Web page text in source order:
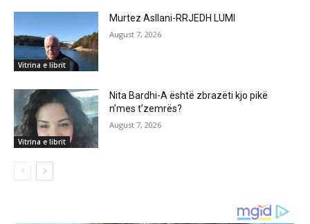
Vitrina e librit
Murtez Asllani-RRJEDH LUMI
August 7, 2026
Vitrina e librit
Nita Bardhi-A është zbrazëti kjo pikë
n’mes t’zemrës?
August 7, 2026